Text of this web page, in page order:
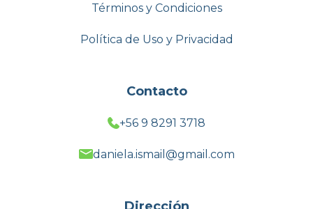
Términos y Condiciones
Política de Uso y Privacidad
Contacto
+56 9 8291 3718
daniela.ismail@gmail.com